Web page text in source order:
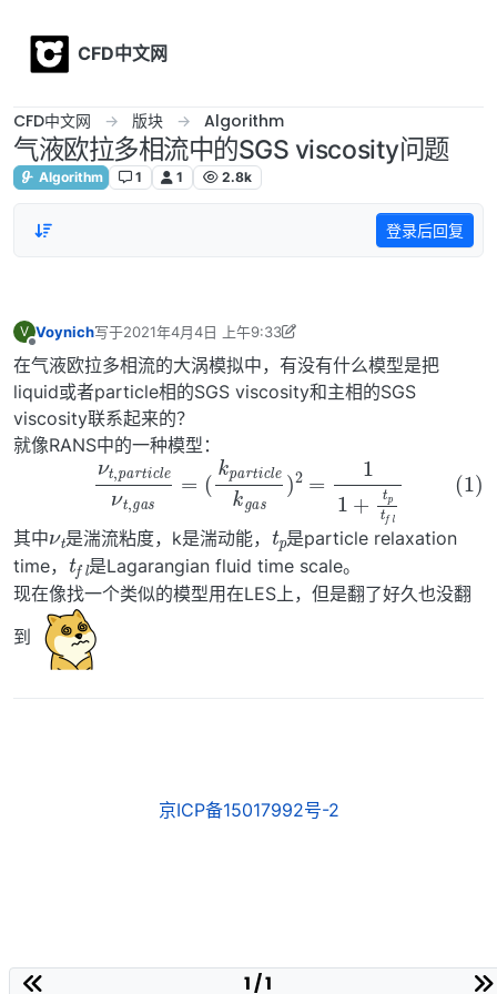
CFD中文网
CFD中文网 版块 Algorithm
气液欧拉多相流中的SGS viscosity问题
Algorithm 1 1 2.8k
登录后回复
V
离线
Voynich写于2021年4月4日 上午9:33
最后由 Voynich 编辑2021年4月4日 下午5:37
在气液欧拉多相流的大涡模拟中，有没有什么模型是把
liquid或者particle相的SGS viscosity和主相的SGS
viscosity联系起来的？
就像RANS中的一种模型：
rticl νt g as=
lekg s) 2 =11+ tp tf
其中 是湍流粘度，k是湍动能，
是particle relaxation
time，
tf
l
是Lagarangian fluid time scale。
现在像找一个类似的模型用在LES上，但是翻了好久也没翻
到
京ICP备15017992号-2
1 / 1